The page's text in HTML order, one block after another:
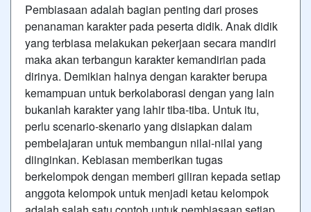
Pembiasaan adalah bagian penting dari proses
penanaman karakter pada peserta didik. Anak didik
yang terbiasa melakukan pekerjaan secara mandiri
maka akan terbangun karakter kemandirian pada
dirinya. Demikian halnya dengan karakter berupa
kemampuan untuk berkolaborasi dengan yang lain
bukanlah karakter yang lahir tiba-tiba. Untuk itu,
perlu scenario-skenario yang disiapkan dalam
pembelajaran untuk membangun nilai-nilai yang
diinginkan. Kebiasan memberikan tugas
berkelompok dengan memberi giliran kepada setiap
anggota kelompok untuk menjadi ketau kelompok